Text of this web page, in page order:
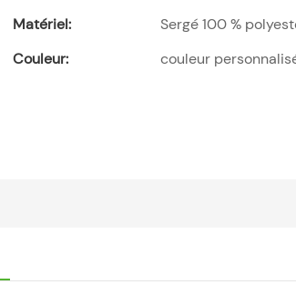
Matériel:
Sergé 100 %
Couleur:
couleur